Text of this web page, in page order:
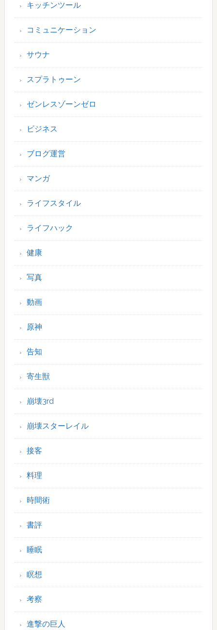
キッチンツール
コミュニケーション
サウナ
スプラトゥーン
ゼンレスゾーンゼロ
ビジネス
ブログ運営
マンガ
ライフスタイル
ライフハック
健康
写真
動画
原神
告知
寄生獣
崩壊3rd
崩壊スターレイル
接客
料理
時間術
書評
睡眠
瞑想
考察
進撃の巨人